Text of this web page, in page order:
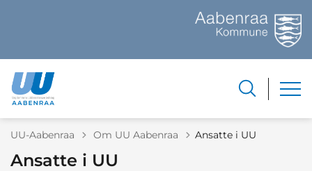
UU-Aabenraa Tilbage til
Om UU Aabenraa Ansatte i UU
Ansatte i UU